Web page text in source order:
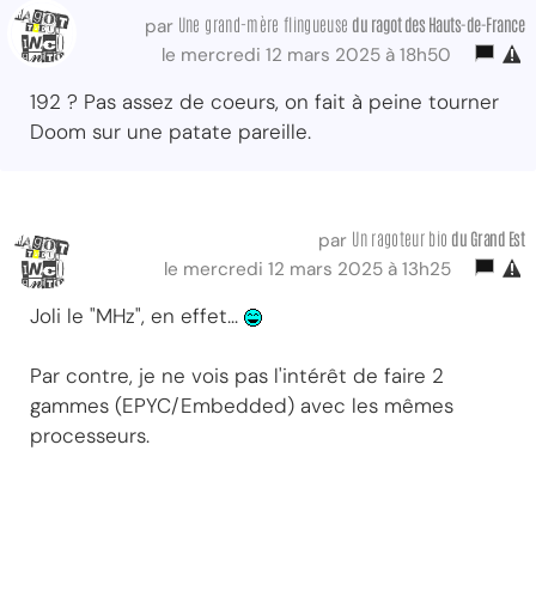
par Une grand-mère flingueuse du ragot des Hauts-de-France
le mercredi 12 mars 2025 à 18h50
192 ? Pas assez de coeurs, on fait à peine tourner
Doom sur une patate pareille.
par Un ragoteur bio du Grand Est
le mercredi 12 mars 2025 à 13h25
Joli le "MHz", en effet...
Par contre, je ne vois pas l'intérêt de faire 2
gammes (EPYC/Embedded) avec les mêmes
processeurs.